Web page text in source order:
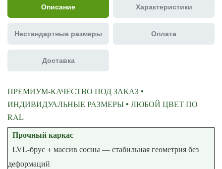
Описание Характеристики
Нестандартные размеры Оплата
Доставка
ПРЕМИУМ-КАЧЕСТВО ПОД ЗАКАЗ •
ИНДИВИДУАЛЬНЫЕ РАЗМЕРЫ • ЛЮБОЙ ЦВЕТ ПО
RAL
Прочный каркас
LVL-брус + массив сосны — стабильная геометрия без
деформаций